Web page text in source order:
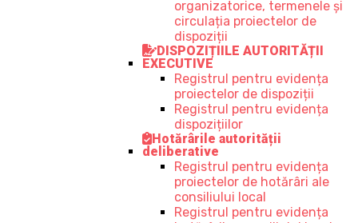
organizatorice, termenele și
circulația proiectelor de
dispoziții
DISPOZIȚIILE AUTORITĂȚII
EXECUTIVE
Registrul pentru evidența
proiectelor de dispoziții
Registrul pentru evidența
dispozițiilor
Hotărârile autorității
deliberative
Registrul pentru evidența
proiectelor de hotărâri ale
consiliului local
Registrul pentru evidența